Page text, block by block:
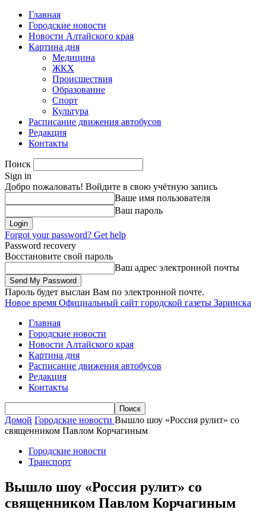
Главная
Городские новости
Новости Алтайского края
Картина дня
Медицина
ЖКХ
Происшествия
Образование
Спорт
Культура
Расписание движения автобусов
Редакция
Контакты
Поиск
Sign in
Добро пожаловать! Войдите в свою учётную запись
Ваше имя пользователя
Ваш пароль
Forgot your password? Get help
Password recovery
Восстановите свой пароль
Ваш адрес электронной почты
Пароль будет выслан Вам по электронной почте.
Новое время Официальный сайт городской газеты Заринска
Главная
Городские новости
Новости Алтайского края
Картина дня
Расписание движения автобусов
Редакция
Контакты
Домой Городские новости Вышло шоу «Россия рулит» со
священником Павлом Корчагиным
Городские новости
Транспорт
Вышло шоу «Россия рулит» со
священником Павлом Корчагиным